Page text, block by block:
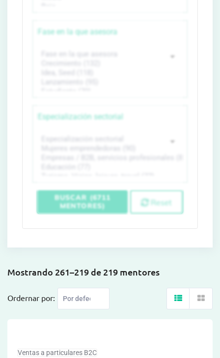
Fase en la que asesora
Especialización sectorial
BUSCAR (6711
MENTORES)
Reset
Mostrando 261–219 de 219 mentores
Ordernar por:
Ventas a particulares B2C